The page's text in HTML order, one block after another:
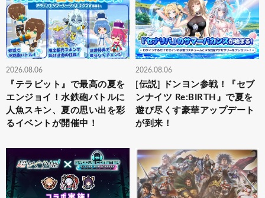
2026.08.06
『テラビット』で最高の夏を
エンジョイ！水鉄砲バトルに
人魚スキン、夏の思い出を彩
るイベントが開催中！
2026.08.06
[伝説] ドンヨン参戦！『セブ
ンナイツ Re:BIRTH』で夏を
遊び尽くす豪華アップデート
が到来！